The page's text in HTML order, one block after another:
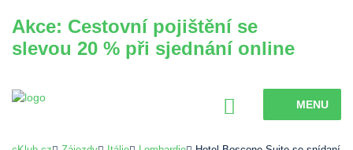
Akce: Cestovní pojištění se
slevou 20 % při sjednání online
MENU